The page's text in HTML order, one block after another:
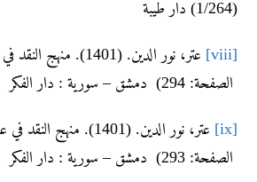
(1/264) دار طيبة
[viii]
عتر، نور الدين. (1401).
الصفحة: 294) دمشق – سورية : دار الفكر
[ix]
عتر، نور الدين. (1401).
الصفحة: 293) دمشق – سورية : دار الفكر